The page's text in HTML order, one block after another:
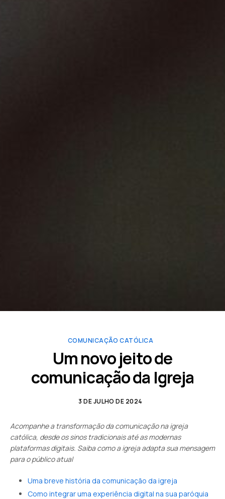
COMUNICAÇÃO CATÓLICA
Um novo jeito de
comunicação da Igreja
3 DE JULHO DE 2024
Acompanhe a transformação da comunicação na igreja
católica, desde os sinos tradicionais até as modernas
plataformas digitais. Saiba como a igreja adapta sua mensagem
para o público atual
Uma breve história da comunicação da igreja
Como integrar uma experiência digital na sua paróquia